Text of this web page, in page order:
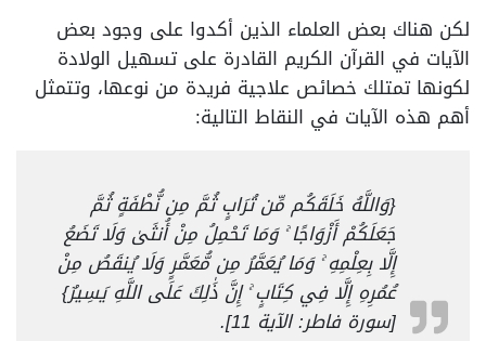
لكن هناك بعض العلماء الذين أكدوا على وجود بعض
الآيات في القرآن الكريم القادرة على تسهيل الولادة
لكونها تمتلك خصائص علاجية فريدة من نوعها، وتتمثل
أهم هذه الآيات في النقاط التالية:
{وَاللَّهُ خَلَقَكُم مِّن تُرَابٍ ثُمَّ مِن نُّطْفَةٍ ثُمَّ
جَعَلَكُمْ أَزْوَاجًا ۚ وَمَا تَحْمِلُ مِنْ أُنثَىٰ وَلَا تَضَعُ
إِلَّا بِعِلْمِهِ ۚ وَمَا يُعَمَّرُ مِن مُّعَمَّرٍ وَلَا يُنقَصُ مِنْ
عُمُرِهِ إِلَّا فِي كِتَابٍ ۚ إِنَّ ذَٰلِكَ عَلَى اللَّهِ يَسِيرٌ}
[سورة فاطر: الآية 11].